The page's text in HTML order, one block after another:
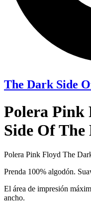
The Dark Side
Polera Pink
Side Of
Polera Pink Floyd The
Prenda 100% algodón.
El área de impresión
ancho.